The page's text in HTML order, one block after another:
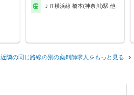
ＪＲ横浜線 橋本(神奈川)駅 他
近隣の同じ路線の別の薬剤師求人をもっと見る